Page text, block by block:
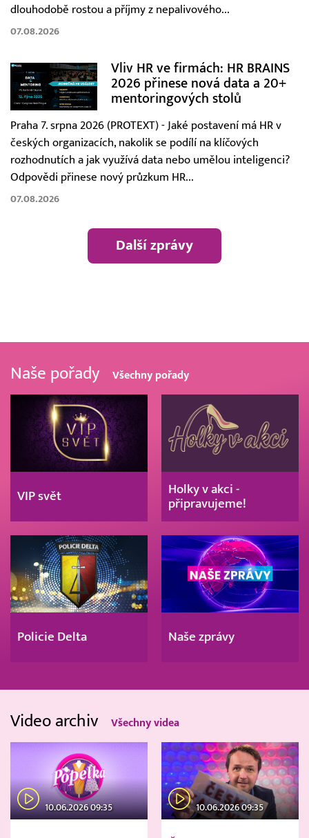
dlouhodobě rostou a příjmy z nepalivového...
07.08.2026
Vliv HR ve firmách: HR BRAINS
2026 přinese nová data a 20+
mentoringových stolů
Praha 7. srpna 2026 (PROTEXT) - Jaké postavení má HR v
českých organizacích, nakolik se podílí na klíčových
rozhodnutích a jak využívá data nebo umělou inteligenci?
Odpovědi přinese nový průzkum HR...
07.08.2026
Další zprávy
Naše pořady Všechny pořady
VIP svět
Holky v akci -
připravujeme!
Policie Delta Naše zprávy
Video archiv Všechny videa
10.06.2026 09:35 10.06.2026 09:35